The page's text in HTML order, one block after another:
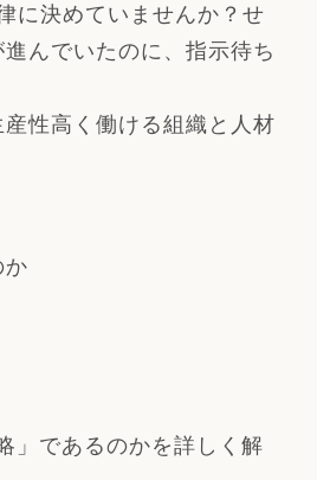
に決めていませんか？せ
んでいたのに、指示待ち
性高く働ける組織と人材
か
」であるのかを詳しく解